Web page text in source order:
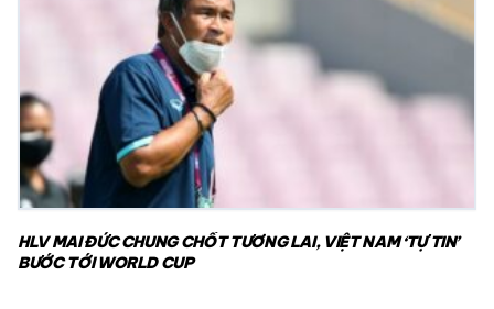
HLV MAI ĐỨC CHUNG CHỐT TƯƠNG LAI, VIỆT NAM ‘TỰ TIN’
BƯỚC TỚI WORLD CUP